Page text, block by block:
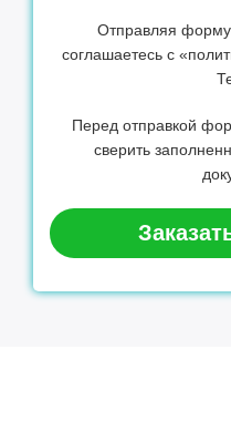
Отправляя форму
соглашаетесь с
Перед отправкой
сверить